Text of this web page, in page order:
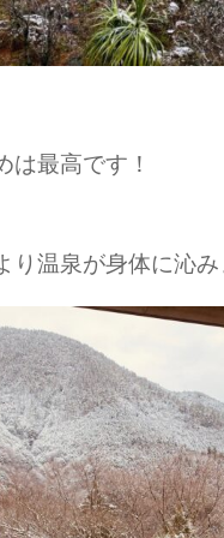
は最高です！
り温泉が身体に沁